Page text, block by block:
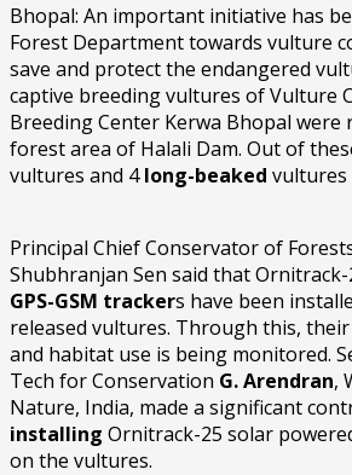
Bhopal: An important initiative has
Forest Department towards vulture
save and protect the endangered
captive breeding vultures of Vulture
Breeding Center Kerwa Bhopal were
forest area of Halali Dam. Out of
vultures and 4long-beaked vultures
Principal Chief Conservator of
Shubhranjan Sen said that Ornitrack-
GPS-GSM trackers have been
released vultures. Through this,
and habitat use is being monitored.
Tech for Conservation G. Arendran,
Nature, India, made a significant
installing Ornitrack-25 solar
on the vultures.